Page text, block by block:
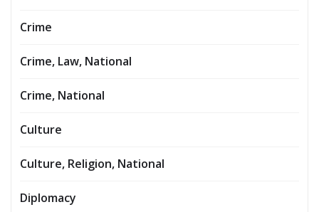
Crime
Crime, Law, National
Crime, National
Culture
Culture, Religion, National
Diplomacy